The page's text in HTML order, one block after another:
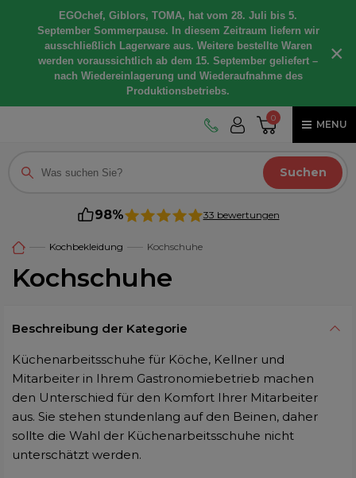
EGOchef, Giblors, TOMA, hat vom 28. Juli bis 5.
September Sommerpause. In diesem Zeitraum liefern wir
ausschließlich Lagerware aus. Weitere bestellte Waren
werden voraussichtlich ab dem 15. September geliefert –
nach Wiedereinlagerung und Wiederaufnahme des
Produktionsbetriebs.
×
0
MENU
Suchen
98% 33 bewertungen
Kochbekleidung Kochschuhe
Kochschuhe
Beschreibung der Kategorie
Küchenarbeitsschuhe für Köche, Kellner und
Mitarbeiter in Ihrem Gastronomiebetrieb machen
den Unterschied für den Komfort Ihrer Mitarbeiter
aus. Sie stehen stundenlang auf den Beinen, daher
sollte die Wahl der Küchenarbeitsschuhe nicht
unterschätzt werden.